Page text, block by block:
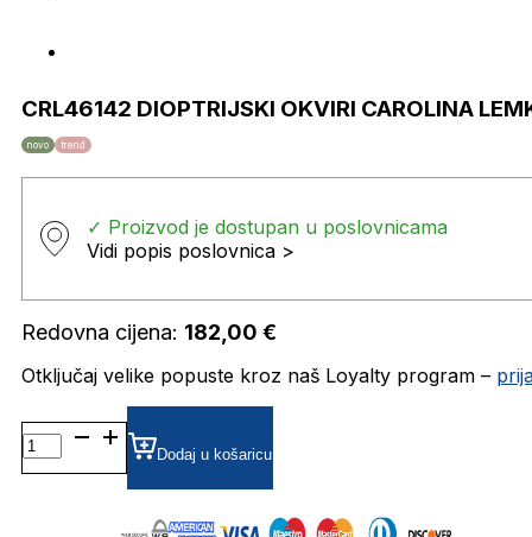
CRL46142 DIOPTRIJSKI OKVIRI CAROLINA
novo trend
✓ Proizvod je dostupan u poslovnicama
Vidi popis poslovnica >
Redovna cijena: 182,00 €
Otključaj velike popuste kroz naš Loyalty program –
CRL46142
DIOPTRIJSKI
OKVIRI
Dodaj u košaricu